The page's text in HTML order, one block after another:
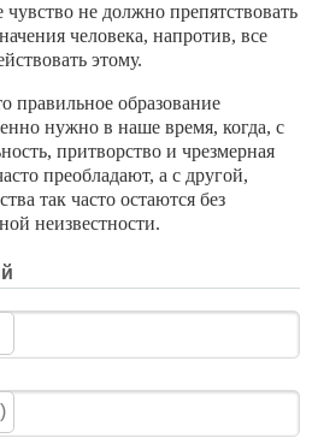
не должно пре­пятствовать
чело­века, напротив, все
этому.
правильное образо­вание
нужно в наше время, когда, с
при­творство и чрезмерная
преобладают, а с другой,
так часто остаются без
неизвестности.